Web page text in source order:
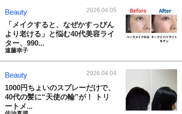
Beauty 2026.04.05
「メイクすると、なぜかすっぴん
より老ける」と悩む40代美容ライ
ター、990...
遠藤幸子
Beauty 2026.04.04
1000円ちょいのスプレーだけで、
40代の髪に“天使の輪”が！ トリ
ートメ...